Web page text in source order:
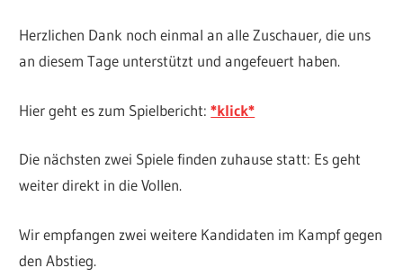
Herzlichen Dank noch einmal an alle Zuschauer, die uns
an diesem Tage unterstützt und angefeuert haben.
Hier geht es zum Spielbericht:*klick*
Die nächsten zwei Spiele finden zuhause statt: Es geht
weiter direkt in die Vollen.
Wir empfangen zwei weitere Kandidaten im Kampf gegen
den Abstieg.